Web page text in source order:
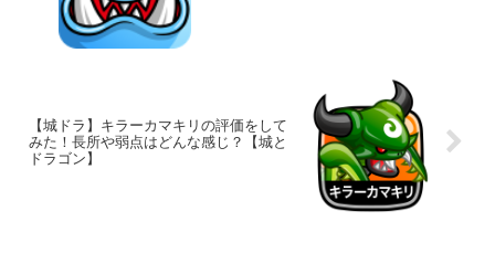
【城ドラ】キラーカマキリの評価をして
みた！長所や弱点はどんな感じ？【城と
ドラゴン】